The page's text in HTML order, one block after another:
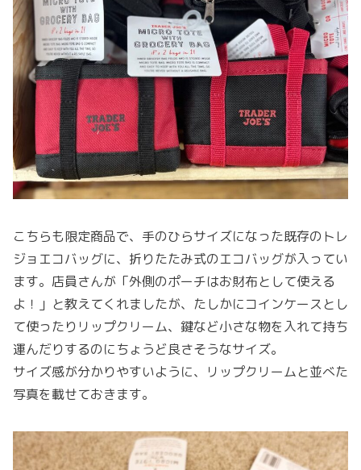
こちらも限定商品で、手のひらサイズになった既存のトレ
ジョエコバッグに、折りたたみ式のエコバッグが入ってい
ます。店員さんが「外側のポーチはお財布として使える
よ！」と教えてくれましたが、たしかにコインケースとし
て使ったりリップクリーム、鍵など小さな物を入れて持ち
運んだりするのにちょうど良さそうなサイズ。
サイズ感が分かりやすいように、リップクリームと並べた
写真を載せておきます。